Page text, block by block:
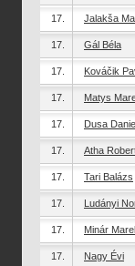
17. Jalakša
17. Gál Béla
17. Kováčik
17. Matys
17. Dusa
17. Atha
17. Tari Balázs
17. Ludányi
17. Minár
17. Nagy Évi